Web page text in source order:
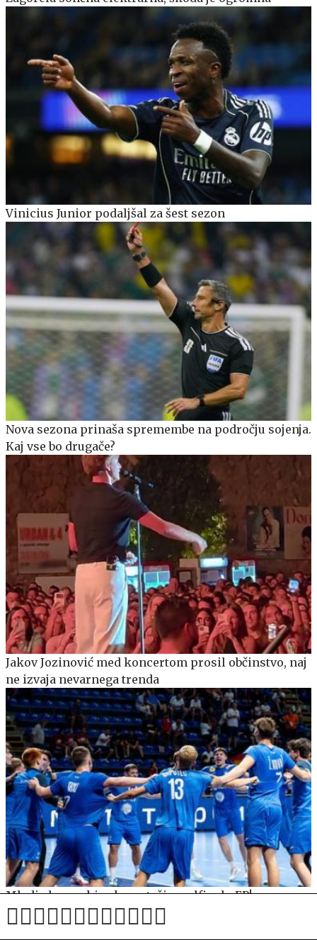
Vinicius Junior podaljšal za šest sezon
Nova sezona prinaša spremembe na področju sojenja.
Kaj vse bo drugače?
Jakov Jozinović med koncertom prosil občinstvo, naj
ne izvaja nevarnega trenda
Mladi slovenski rokometaši v polfinalu EP!